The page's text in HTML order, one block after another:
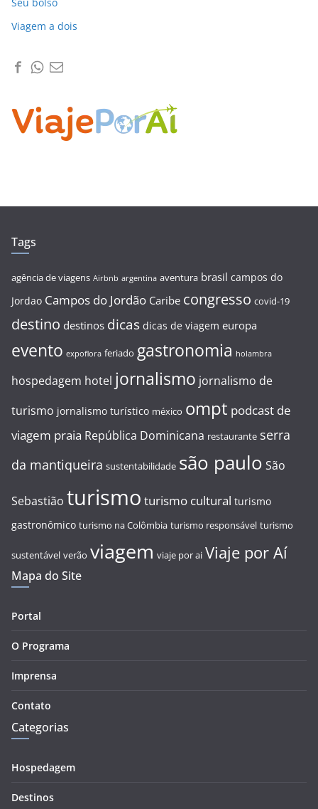
Seu bolso
Viagem a dois
Tags
agência de viagens Airbnb argentina aventura brasil campos do
Jordao Campos do Jordão Caribe congresso covid-19
destino destinos dicas dicas de viagem europa
evento expoflora feriado gastronomia holambra
hospedagem hotel jornalismo jornalismo de
turismo jornalismo turístico méxico ompt podcast de
viagem praia República Dominicana restaurante serra
da mantiqueira sustentabilidade são paulo São
Sebastião turismo turismo cultural turismo
gastronômico turismo na Colômbia turismo responsável turismo
sustentável verão viagem viaje por ai Viaje por Aí
Mapa do Site
Portal
O Programa
Imprensa
Contato
Categorias
Hospedagem
Destinos